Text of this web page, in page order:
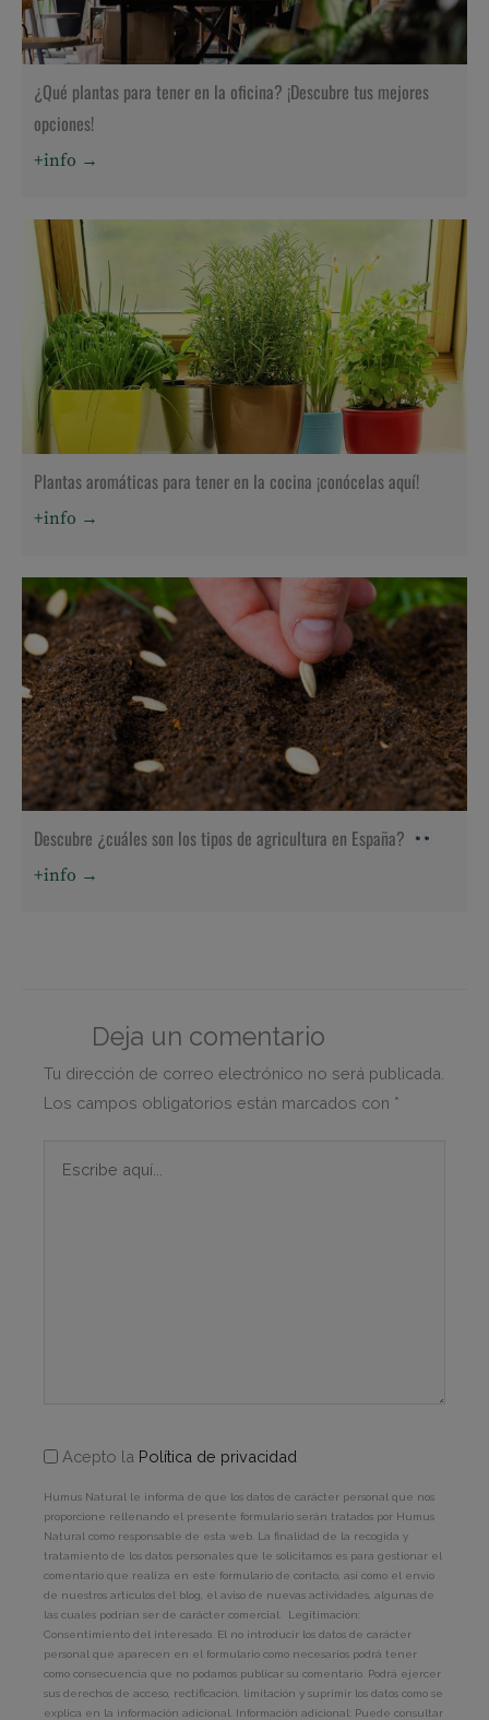
¿Qué plantas para tener en la oficina? ¡Descubre tus mejores
opciones!
+info →
Plantas aromáticas para tener en la cocina ¡conócelas aquí!
+info →
Descubre ¿cuáles son los tipos de agricultura en España?
+info →
Deja un comentario
Tu dirección de correo electrónico no será publicada.
Los campos obligatorios están marcados con *
Acepto la Política de privacidad
Humus Natural le informa de que los datos de carácter personal que nos
proporcione rellenando el presente formulario serán tratados por Humus
Natural como responsable de esta web. La finalidad de la recogida y
tratamiento de los datos personales que le solicitamos es para gestionar el
comentario que realiza en este formulario de contacto, así como el envío
de nuestros artículos del blog, el aviso de nuevas actividades, algunas de
las cuales podrían ser de carácter comercial. Legitimación:
Consentimiento del interesado. El no introducir los datos de carácter
personal que aparecen en el formulario como necesarios podrá tener
como consecuencia que no podamos publicar su comentario. Podrá ejercer
sus derechos de acceso, rectificación, limitación y suprimir los datos como se
explica en la información adicional. Información adicional: Puede consultar